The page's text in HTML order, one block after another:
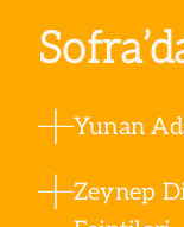
Yunan
Zeynep